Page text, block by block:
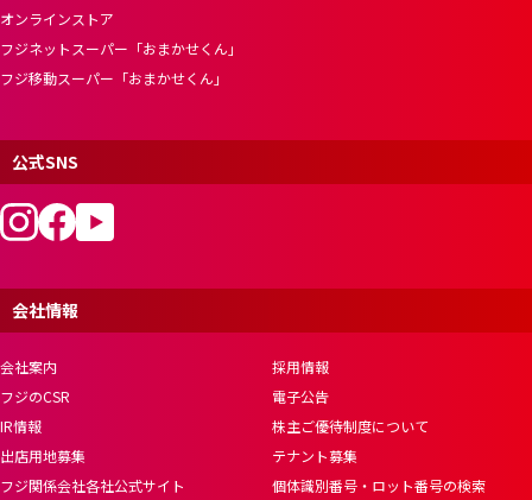
オンラインストア
フジネットスーパー「おまかせくん」
フジ移動スーパー「おまかせくん」
公式SNS
会社情報
会社案内
採用情報
フジのCSR
電子公告
IR情報
株主ご優待制度について
出店用地募集
テナント募集
フジ関係会社各社公式サイト
個体識別番号・ロット番号の検索